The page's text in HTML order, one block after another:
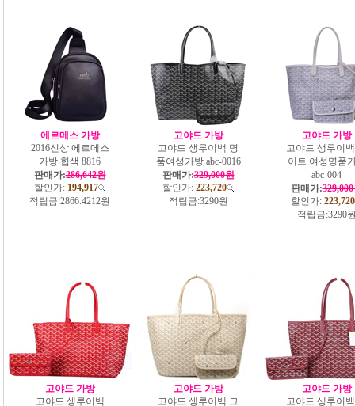
에르메스 가방
2016신상 에르메스
가방 힙색 8816
판매가:286,642원
할인가: 194,917
적립금:2866.4212원
고야드 가방
고야드 생루이백 명
품여성가방 abc-0016
판매가:329,000원
할인가: 223,720
적립금:3290원
고야드 가방
고야드 생루이
이트 여성명품
abc-004
판매가:
할인가: 223,720
적립금:3290
고야드 가방
고야드 생루이백
고야드 가방
고야드 생루이백 그
고야드 가방
고야드 생루이